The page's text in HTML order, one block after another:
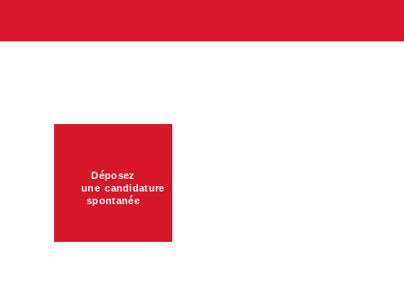
Déposez
une candidature
spontanée